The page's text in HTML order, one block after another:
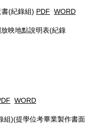
(紀錄組) PDF WORD
映地點說明表(紀錄
WORD
組)(提學位考畢業製作書面